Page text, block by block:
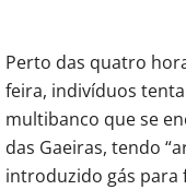
Perto das quatro
feira, indivíduos
multibanco que se
das Gaeiras, tendo
introduzido gás para